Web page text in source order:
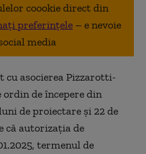
coookie direct din
preferințele – e nevoie
media
asocierea Pizzarotti-
ordin de începere din
de proiectare și 22 de
că autorizația de
termenul de